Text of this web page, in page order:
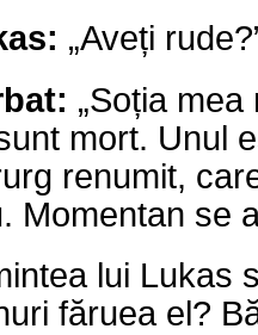
„Aveți
„Soția
mort. Unul
renumit,
Momentan se
lui Lukas
făruea el?